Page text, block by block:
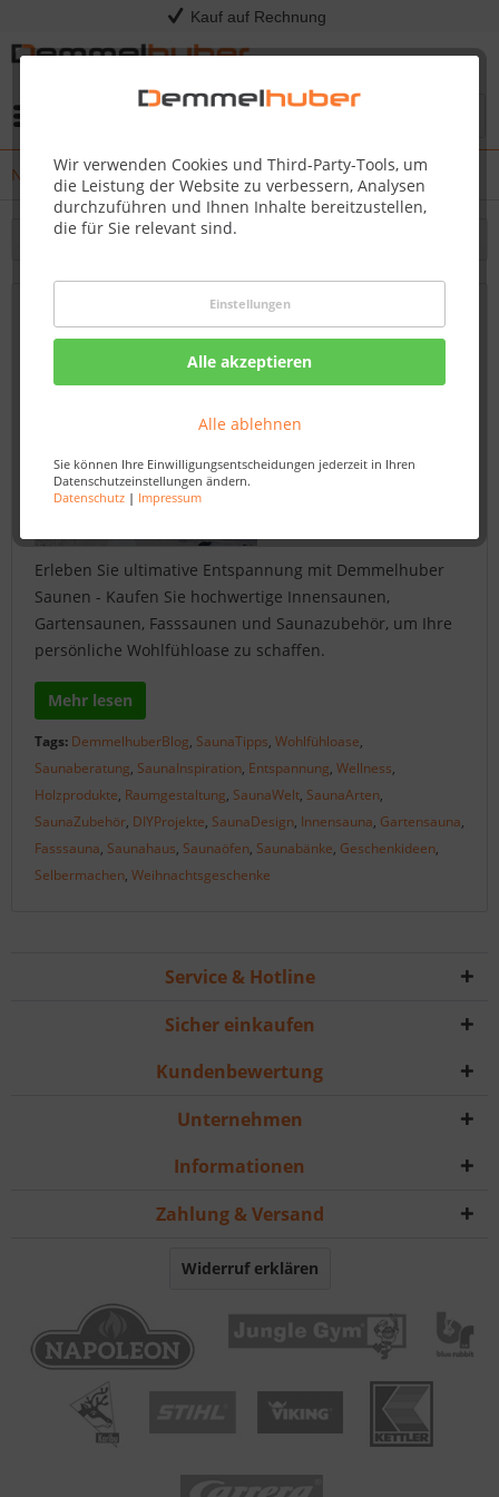
Kauf auf Rechnung
Wir verwenden Cookies und Third-Party-Tools, um
die Leistung der Website zu verbessern, Analysen
durchzuführen und Ihnen Inhalte bereitzustellen,
die für Sie relevant sind.
Einstellungen
Alle akzeptieren
Alle ablehnen
Sie können Ihre Einwilligungsentscheidungen jederzeit in Ihren
Datenschutzeinstellungen ändern.
Datenschutz| Impressum
News
Filtern
Die Demmelhuber Saunen: Ihr Schlüssel
zur Entspannung
Von: Nadine Wagner
Erleben Sie ultimative Entspannung mit Demmelhuber
Saunen - Kaufen Sie hochwertige Innensaunen,
Gartensaunen, Fasssaunen und Saunazubehör, um Ihre
persönliche Wohlfühloase zu schaffen.
Mehr lesen
Tags: DemmelhuberBlog, SaunaTipps, Wohlfühloase,
Saunaberatung, SaunaInspiration, Entspannung, Wellness,
Holzprodukte, Raumgestaltung, SaunaWelt, SaunaArten,
SaunaZubehör, DIYProjekte, SaunaDesign, Innensauna, Gartensauna,
Fasssauna, Saunahaus, Saunaöfen, Saunabänke, Geschenkideen,
Selbermachen, Weihnachtsgeschenke
Service & Hotline
Sicher einkaufen
Kundenbewertung
Unternehmen
Informationen
Zahlung & Versand
Widerruf erklären